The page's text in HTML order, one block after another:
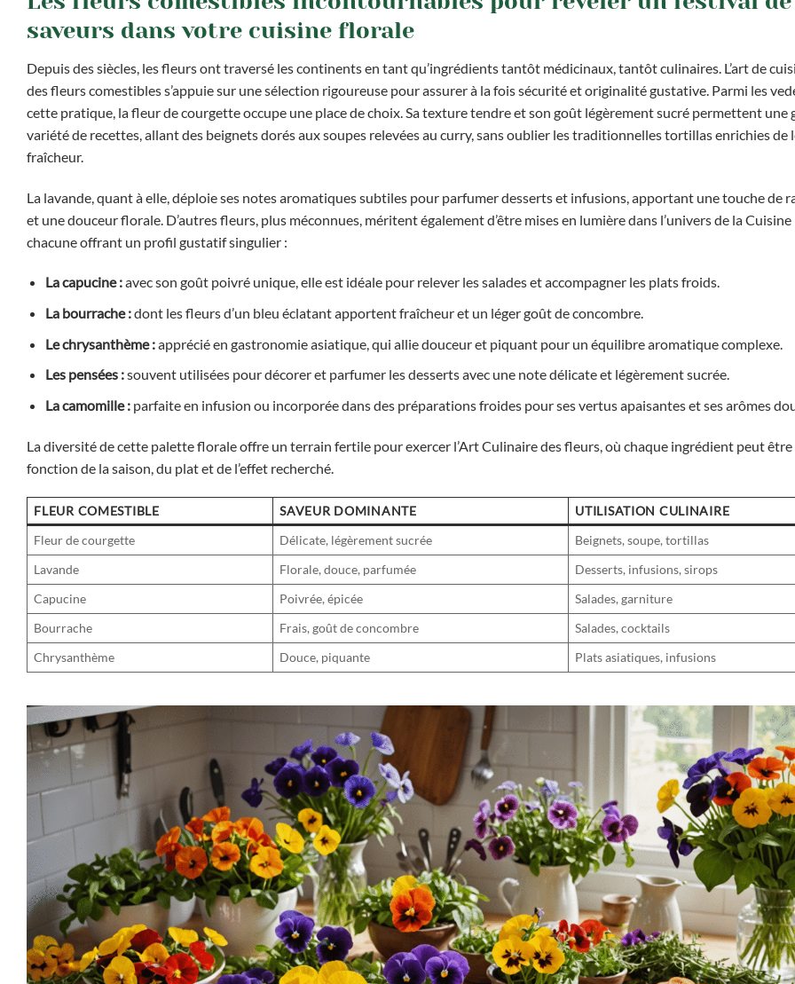
saveurs dans votre cuisine florale
Depuis des siècles, les fleurs ont traversé les continents en tant qu’ingrédients tantôt médicinaux, tantôt culinaires. L’art de
des fleurs comestibles s’appuie sur une sélection rigoureuse pour assurer à la fois sécurité et originalité gustative. Parmi les
cette pratique, la fleur de courgette occupe une place de choix. Sa texture tendre et son goût légèrement sucré permettent une
variété de recettes, allant des beignets dorés aux soupes relevées au curry, sans oublier les traditionnelles tortillas enrichies de
fraîcheur.
La lavande, quant à elle, déploie ses notes aromatiques subtiles pour parfumer desserts et infusions, apportant une touche de
et une douceur florale. D’autres fleurs, plus méconnues, méritent également d’être mises en lumière dans l’univers de la
chacune offrant un profil gustatif singulier :
La capucine :avec son goût poivré unique, elle est idéale pour relever les salades et accompagner les plats froids.
La bourrache :dont les fleurs d’un bleu éclatant apportent fraîcheur et un léger goût de concombre.
Le chrysanthème :apprécié en gastronomie asiatique, qui allie douceur et piquant pour un équilibre aromatique complexe.
Les pensées :souvent utilisées pour décorer et parfumer les desserts avec une note délicate et légèrement sucrée.
La camomille :parfaite en infusion ou incorporée dans des préparations froides pour ses vertus apaisantes et ses arômes
La diversité de cette palette florale offre un terrain fertile pour exercer l’Art Culinaire des fleurs, où chaque ingrédient peut être
fonction de la saison, du plat et de l’effet recherché.
FLEUR COMESTIBLE SAVEUR DOMINANTE
UTILISATION CULINAIRE
Fleur de courgette
Délicate, légèrement sucrée
Beignets, soupe, tortillas
Lavande
Florale, douce, parfumée
Desserts, infusions, sirops
Capucine
Poivrée, épicée
Salades, garniture
Bourrache
Frais, goût de concombre
Salades, cocktails
Chrysanthème
Douce, piquante Plats asiatiques, infusions